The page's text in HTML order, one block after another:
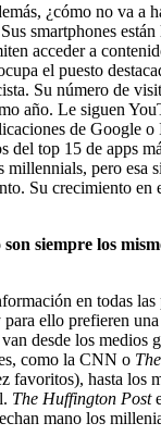
¿cómo no va a
smartphones están
acceder a
el puesto
Su número de
año. Le siguen
de Google o
del top 15 de apps
millennials, pero esa
Su crecimiento en
siempre los
en todas las
para ello prefieren
desde los medios
como la CNN o
favoritos), hasta los
The Huffington Post
mano los